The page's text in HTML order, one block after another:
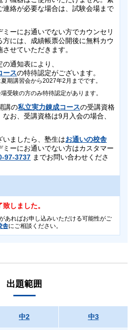
連絡が必要な場合は、試験会場まで
ミーにお通いでない方でカウンセリ
方には、成績帳票公開後に無料カウ
せていただきます。
通知表により、
ースの特待認定がございます。
期講習会から2027年2月までです。
受験の方のみ特待認定があります。
講の私立実力錬成コースの受講資格
お、受講資格は9月入会の場合、
いましたら、塾生はお通いの校舎
ミーにお通いでない方はカスタマー
97-3737 までお問い合わせくださ
しました。
あればお申し込みいただける可能性がご
舎にご相談ください。
稲田アカデミー塾生
7/3（金）
7/18（土）
出題範囲
中2 中3